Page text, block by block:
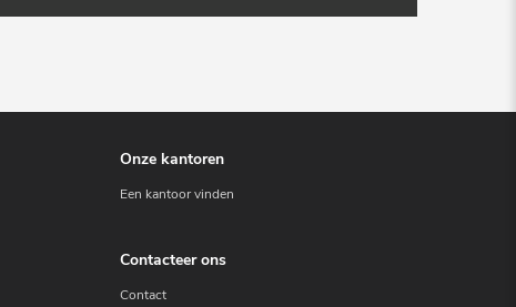
Onze kantoren
Een kantoor vinden
Contacteer ons
Contact